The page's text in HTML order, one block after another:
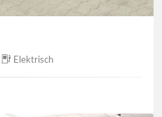
Elektrisch